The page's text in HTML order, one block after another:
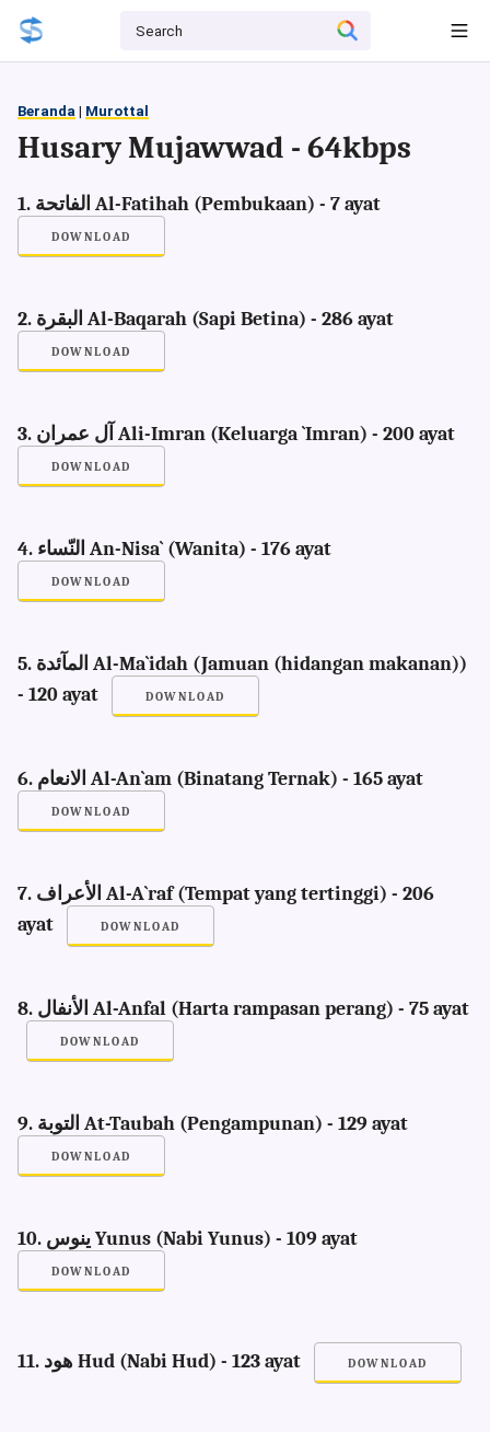
Beranda | Murottal
Husary Mujawwad - 64kbps
1. الفاتحة Al-Fatihah (Pembukaan) - 7 ayat
DOWNLOAD
2. البقرة Al-Baqarah (Sapi Betina) - 286 ayat
DOWNLOAD
3. آل عمران Ali-Imran (Keluarga `Imran) - 200 ayat
DOWNLOAD
4. النّساء An-Nisa` (Wanita) - 176 ayat
DOWNLOAD
5. المآئدة Al-Ma`idah (Jamuan (hidangan makanan))
- 120 ayat
DOWNLOAD
6. الانعام Al-An`am (Binatang Ternak) - 165 ayat
DOWNLOAD
7. الأعراف Al-A`raf (Tempat yang tertinggi) - 206
ayat
DOWNLOAD
8. الأنفال Al-Anfal (Harta rampasan perang) - 75 ayat
DOWNLOAD
9. التوبة At-Taubah (Pengampunan) - 129 ayat
DOWNLOAD
10. ينوس Yunus (Nabi Yunus) - 109 ayat
DOWNLOAD
11. هود Hud (Nabi Hud) - 123 ayat DOWNLOAD